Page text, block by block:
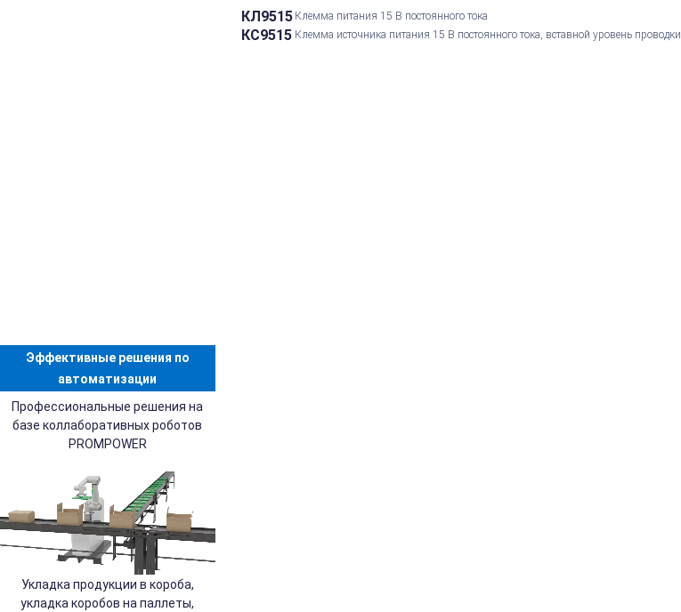
Эффективные решения по
автоматизации
Профессиональные решения на
базе коллаборативных роботов
PROMPOWER
Укладка продукции в короба,
укладка коробов на паллеты,
КЛ9515 Клемма питания 15 В постоянного тока
КС9515 Клемма источника питания 15 В постоянного тока, вставной уровень проводки